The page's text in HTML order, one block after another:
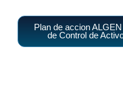
Plan de accion
de Control de